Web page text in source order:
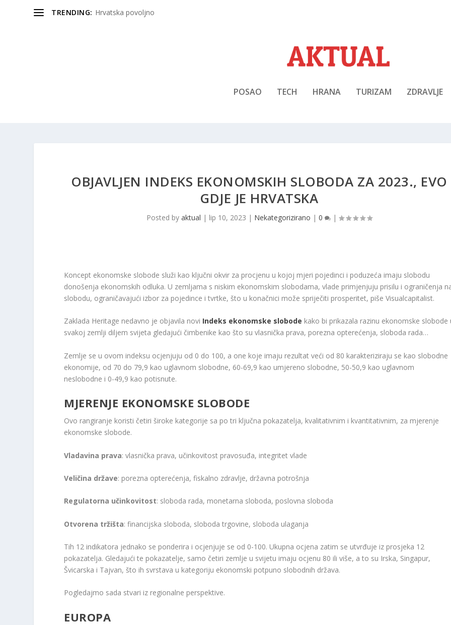
TRENDING: Hrvatska povoljno
POSAO TECH HRANA TURIZAM ZDRAVLJE
OBJAVLJEN INDEKS EKONOMSKIH SLOBODA ZA 2023., EVO
GDJE JE HRVATSKA
Posted by aktual | lip 10, 2023 | Nekategorizirano | 0 |
Koncept ekonomske slobode služi kao ključni okvir za procjenu u kojoj mjeri pojedinci i poduzeća imaju slobodu
donošenja ekonomskih odluka. U zemljama s niskim ekonomskim slobodama, vlade primjenjuju prisilu i ograničenja
slobodu, ograničavajući izbor za pojedince i tvrtke, što u konačnici može spriječiti prosperitet, piše Visualcapitalist.
Zaklada Heritage nedavno je objavila novi Indeks ekonomske slobode kako bi prikazala razinu ekonomske slobode
svakoj zemlji diljem svijeta gledajući čimbenike kao što su vlasnička prava, porezna opterećenja, sloboda rada…
Zemlje se u ovom indeksu ocjenjuju od 0 do 100, a one koje imaju rezultat veći od 80 karakteriziraju se kao slobodne
ekonomije, od 70 do 79,9 kao uglavnom slobodne, 60-69,9 kao umjereno slobodne, 50-50,9 kao uglavnom
neslobodne i 0-49,9 kao potisnute.
MJERENJE EKONOMSKE SLOBODE
Ovo rangiranje koristi četiri široke kategorije sa po tri ključna pokazatelja, kvalitativnim i kvantitativnim, za mjerenje
ekonomske slobode.
Vladavina prava: vlasnička prava, učinkovitost pravosuđa, integritet vlade
Veličina države: porezna opterećenja, fiskalno zdravlje, državna potrošnja
Regulatorna učinkovitost: sloboda rada, monetarna sloboda, poslovna sloboda
Otvorena tržišta: financijska sloboda, sloboda trgovine, sloboda ulaganja
Tih 12 indikatora jednako se ponderira i ocjenjuje se od 0-100. Ukupna ocjena zatim se utvrđuje iz prosjeka 12
pokazatelja. Gledajući te pokazatelje, samo četiri zemlje u svijetu imaju ocjenu 80 ili više, a to su Irska, Singapur,
Švicarska i Tajvan, što ih svrstava u kategoriju ekonomski potpuno slobodnih država.
Pogledajmo sada stvari iz regionalne perspektive.
EUROPA